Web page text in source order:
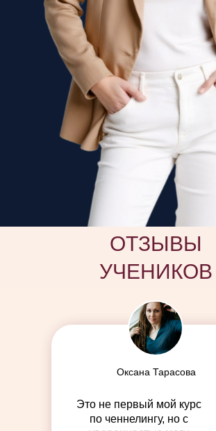
ОТЗЫВЫ
УЧЕНИКОВ
Оксана Тарасова
Это не первый мой курс
по ченнелингу, но с